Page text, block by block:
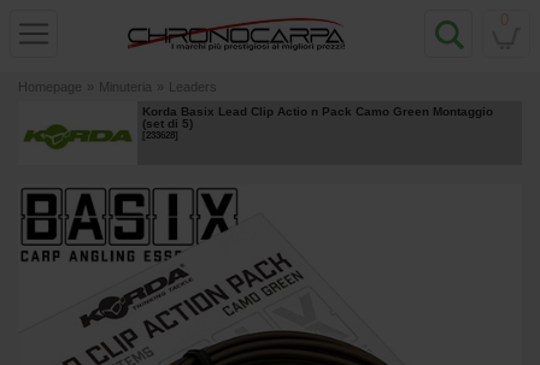
Homepage » Minuteria » Leaders
Korda Basix Lead Clip Actio n Pack Camo Green Montaggio
(set di 5)
[233628]